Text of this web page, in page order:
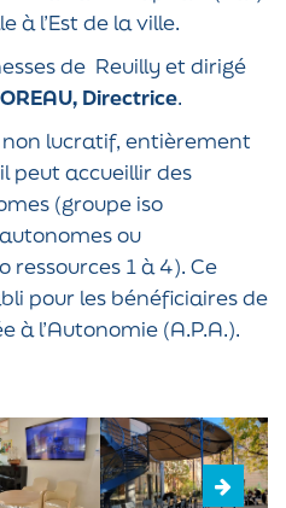
à l’Est de la ville.
de Reuilly et dirigé
Directrice.
lucratif, entièrement
peut accueillir des
(groupe iso
ou
ressources 1 à 4). Ce
pour les bénéficiaires de
à l’Autonomie (A.P.A.).